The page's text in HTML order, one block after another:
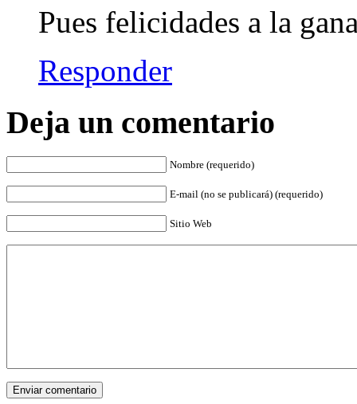
Pues felicidades a la
Responder
Deja un comentario
Nombre (requerido)
E-mail (no se publicará) (requerido)
Sitio Web